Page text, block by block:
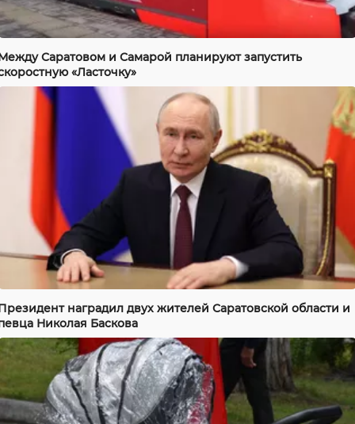
Саратовом и Самарой планируют запустить
«Ласточку»
наградил двух жителей Саратовской области и
Николая Баскова